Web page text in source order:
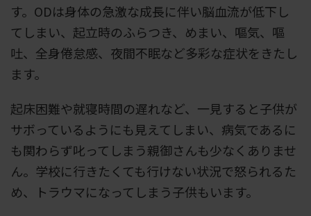
す。ODは身体の急激な成長に伴い脳血流が低下し
てしまい、起立時のふらつき、めまい、嘔気、嘔
吐、全身倦怠感、夜間不眠など多彩な症状をきたし
ます。
起床困難や就寝時間の遅れなど、一見すると子供が
サボっているようにも見えてしまい、病気であるに
も関わらず叱ってしまう親御さんも少なくありませ
ん。学校に行きたくても行けない状況で怒られるた
め、トラウマになってしまう子供もいます。